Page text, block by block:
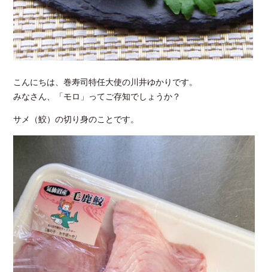
こんにちは、巻寿司特任大使の川井ゆかりです。
みなさん、「モロ」ってご存知でしょうか？
サメ（鮫）の切り身のことです。